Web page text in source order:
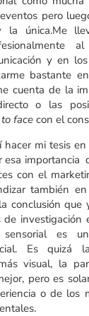
pero
única.Me
y en
bastante
cuenta de la
o las
facecon el
mi tesis
esa importancia
con el
también
conclusión que
investigación
es
Es quizá
visual, la
pero es
o de los